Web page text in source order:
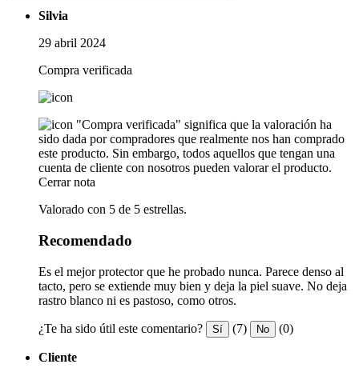
Silvia
29 abril 2024
Compra verificada
"Compra verificada" significa que la valoración ha
sido dada por compradores que realmente nos han comprado
este producto. Sin embargo, todos aquellos que tengan una
cuenta de cliente con nosotros pueden valorar el producto.
Cerrar nota
Valorado con 5 de 5 estrellas.
Recomendado
Es el mejor protector que he probado nunca. Parece denso al
tacto, pero se extiende muy bien y deja la piel suave. No deja
rastro blanco ni es pastoso, como otros.
¿Te ha sido útil este comentario? Sí (7) No (0)
Cliente